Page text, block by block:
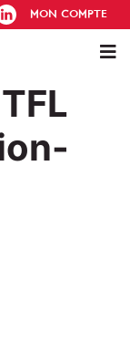
MON COMPTE